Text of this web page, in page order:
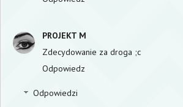
PROJEKT M
Zdecydowanie za droga ;c
Odpowiedz
Odpowiedzi